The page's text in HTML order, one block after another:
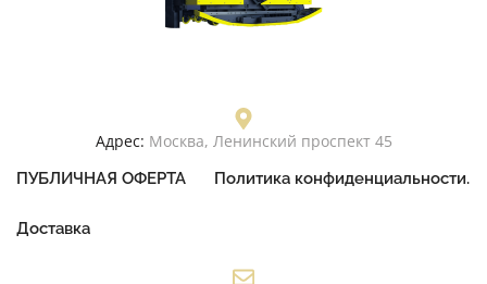
Адрес: Москва, Ленинский проспект 45
ПУБЛИЧНАЯ ОФЕРТА Политика конфиденциальности.
Доставка